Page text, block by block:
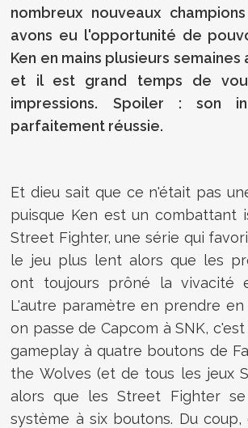
nombreux nouveaux
avons eu l'opportunité de
Ken en mains plusieurs semaines
et il est grand temps de
impressions. Spoiler : son
parfaitement réussie.
Et dieu sait que ce n'était pas
puisque Ken est un combattant
Street Fighter, une série qui
le jeu plus lent alors que les
ont toujours prôné la vivacité
L'autre paramètre en prendre
on passe de Capcom à SNK, c'est
gameplay à quatre boutons de
the Wolves (et de tous les jeux
alors que les Street Fighter
système à six boutons. Du